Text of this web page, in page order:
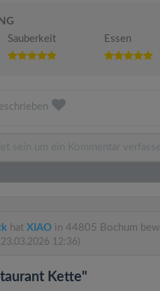
Sauberkeit Essen
hat XIAO in 44805 Bochum
(23.03.2026 12:36)
Kette"